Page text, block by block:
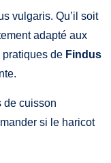
vulgaris. Qu’il soit
adapté aux
de Findus
de cuisson
si le haricot